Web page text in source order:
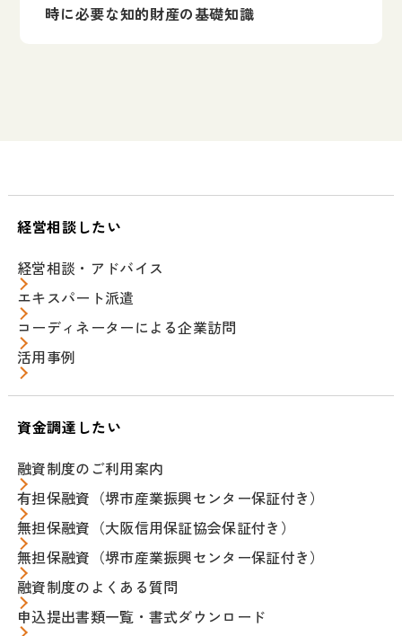
時に必要な知的財産の基礎知識
経営相談したい
経営相談・アドバイス
エキスパート派遣
コーディネーターによる企業訪問
活用事例
資金調達したい
融資制度のご利用案内
有担保融資（堺市産業振興センター保証付き）
無担保融資（大阪信用保証協会保証付き）
無担保融資（堺市産業振興センター保証付き）
融資制度のよくある質問
申込提出書類一覧・書式ダウンロード